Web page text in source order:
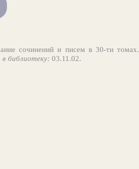
сочинений и писем в 30-ти томах.
в библиотеку: 03.11.02.